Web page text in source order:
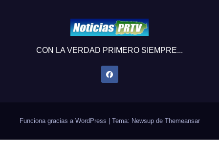
CON LA VERDAD PRIMERO SIEMPRE...
Funciona gracias a WordPress Tema: Newsup de Themeansar